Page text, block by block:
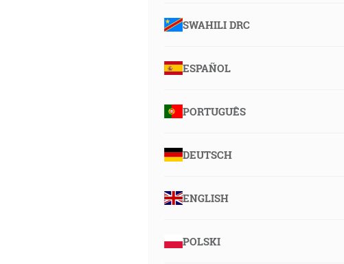
SWAHILI DRC
ESPAÑOL
PORTUGUÊS
DEUTSCH
ENGLISH
POLSKI